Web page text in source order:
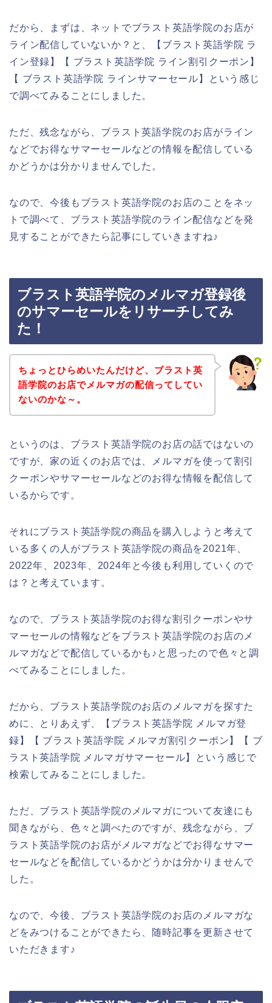
だから、まずは、ネットでブラスト英語学院のお店が
ライン配信していないか？と、【ブラスト英語学院 ラ
イン登録】【 ブラスト英語学院 ライン割引クーポン】
【 ブラスト英語学院 ラインサマーセール】という感じ
で調べてみることにしました。
ただ、残念ながら、ブラスト英語学院のお店がライン
などでお得なサマーセールなどの情報を配信している
かどうかは分かりませんでした。
なので、今後もブラスト英語学院のお店のことをネッ
トで調べて、ブラスト英語学院のライン配信などを発
見することができたら記事にしていきますね♪
ブラスト英語学院のメルマガ登録後
のサマーセールをリサーチしてみ
た！
ちょっとひらめいたんだけど、ブラスト英
語学院のお店でメルマガの配信ってしてい
ないのかな～。
というのは、ブラスト英語学院のお店の話ではないの
ですが、家の近くのお店では、メルマガを使って割引
クーポンやサマーセールなどのお得な情報を配信して
いるからです。
それにブラスト英語学院の商品を購入しようと考えて
いる多くの人がブラスト英語学院の商品を2021年、
2022年、2023年、2024年と今後も利用していくので
は？と考えています。
なので、ブラスト英語学院のお得な割引クーポンやサ
マーセールの情報などをブラスト英語学院のお店のメ
ルマガなどで配信しているかも♪と思ったので色々と調
べてみることにしました。
だから、ブラスト英語学院のお店のメルマガを探すた
めに、とりあえず、【ブラスト英語学院 メルマガ登
録】【 ブラスト英語学院 メルマガ割引クーポン】【 ブ
ラスト英語学院 メルマガサマーセール】という感じで
検索してみることにしました。
ただ、ブラスト英語学院のメルマガについて友達にも
聞きながら、色々と調べたのですが、残念ながら、ブ
ラスト英語学院のお店がメルマガなどでお得なサマー
セールなどを配信しているかどうかは分かりませんで
した。
なので、今後、ブラスト英語学院のお店のメルマガな
どをみつけることができたら、随時記事を更新させて
いただきます♪